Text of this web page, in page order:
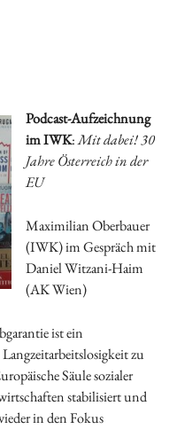
Podcast-Aufzeichnung
im IWK:Mit dabei! 30
Jahre Österreich in der
EU
Maximilian Oberbauer
(IWK) im Gespräch mit
Daniel Witzani-Haim
(AK Wien)
ist ein
zu
Säule sozialer
stabilisiert und
in den Fokus